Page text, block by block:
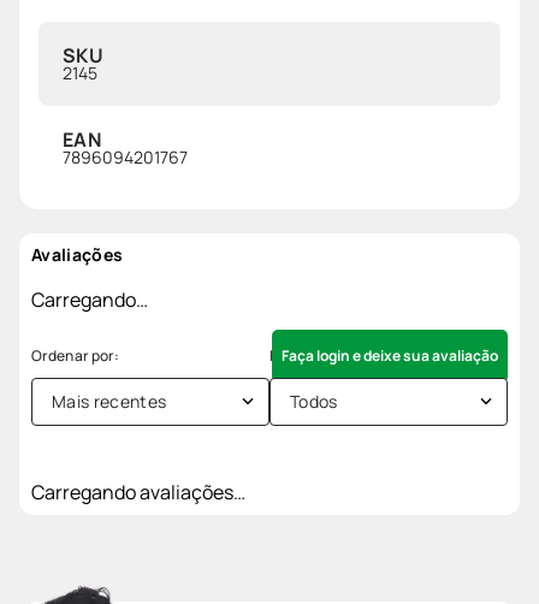
SKU
2145
EAN
7896094201767
Avaliações
Carregando…
Faça login e deixe sua avaliação
Mais recentes Todos
Carregando avaliações…